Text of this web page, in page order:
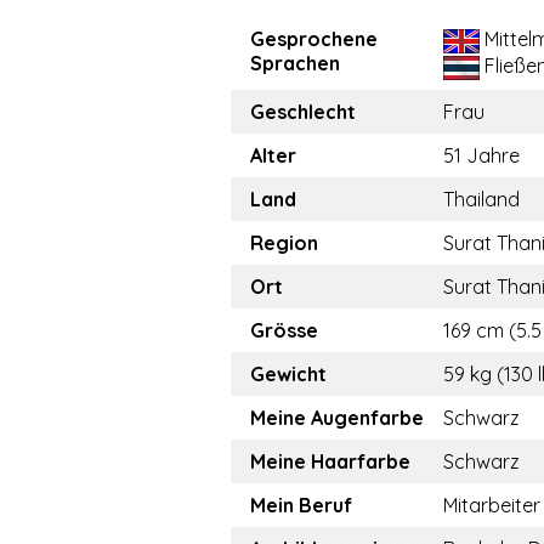
Gesprochene
Sprachen
Geschlecht
Frau
Alter
51 Jahre
Land
Thailand
Region
Surat Thani
Ort
Surat Thani
Grösse
169 cm
Gewicht
59 kg (130
Meine Augenfarbe
Schwarz
Meine Haarfarbe
Schwarz
Mein Beruf
Mitarbeiter